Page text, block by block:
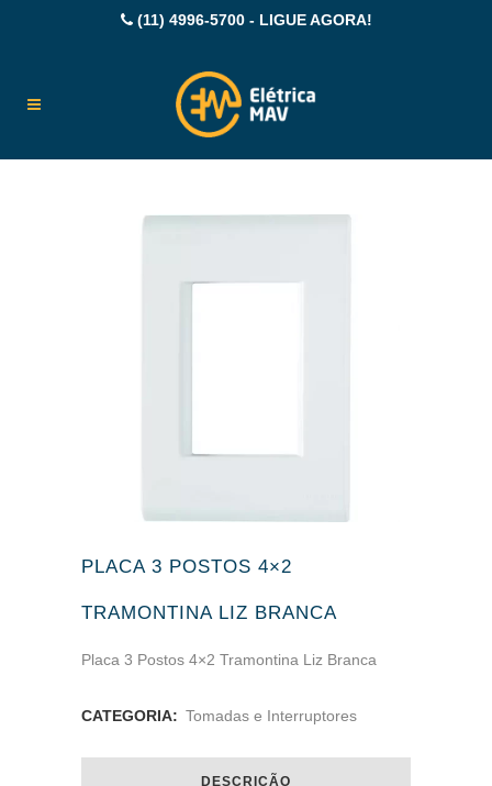
(11) 4996-5700 - LIGUE AGORA!
PLACA 3 POSTOS 4×2
TRAMONTINA LIZ BRANCA
Placa 3 Postos 4×2 Tramontina Liz Branca
CATEGORIA: Tomadas e Interruptores
DESCRIÇÃO